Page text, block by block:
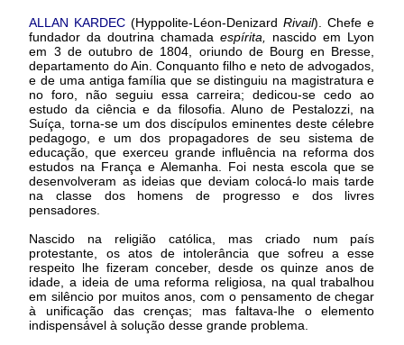
ALLAN KARDEC (Hyppolite-Léon-DenizardRivail).Chefe e
fundador da doutrina chamadaespírita,
nascido em Lyon
em 3 de outubro de 1804, oriundo de Bourg en Bresse,
departamento do Ain. Conquanto filho e neto de advogados,
e de uma antiga família que se distinguiu na magistratura e
no foro, não seguiu essa carreira; dedicou-se cedo ao
estudo da ciência e da filosofia. Aluno de Pestalozzi, na
Suíça, torna-se um dos discípulos eminentes deste célebre
pedagogo, e um dos propagadores de seu sistema de
educação, que exerceu grande influência na reforma dos
estudos na França e Alemanha. Foi nesta escola que se
desenvolveram as ideias que deviam colocá-lo mais tarde
na classe dos homens de progresso e dos livres
pensadores.
Nascido na religião católica, mas criado num país
protestante, os atos de intolerância que sofreu a esse
respeito lhe fizeram conceber, desde os quinze anos de
idade, a ideia de uma reforma religiosa, na qual trabalhou
em silêncio por muitos anos, com o pensamento de chegar
à unificação das crenças; mas faltava-lhe o elemento
indispensável à solução desse grande problema.